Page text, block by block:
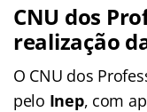
CNU dos
realização
O CNU dos
pelo Inep, com